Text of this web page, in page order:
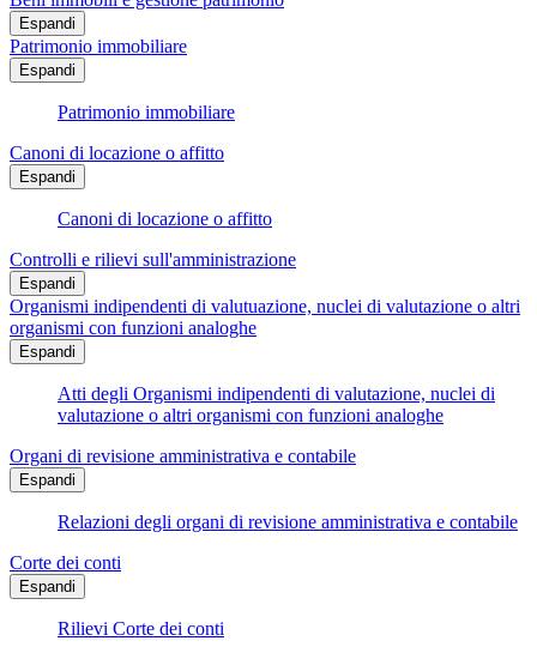
Espandi
Patrimonio immobiliare
Espandi
Patrimonio immobiliare
Canoni di locazione o affitto
Espandi
Canoni di locazione o affitto
Controlli e rilievi sull'amministrazione
Espandi
Organismi indipendenti di valutuazione, nuclei di valutazione o altri
organismi con funzioni analoghe
Espandi
Atti degli Organismi indipendenti di valutazione, nuclei di
valutazione o altri organismi con funzioni analoghe
Organi di revisione amministrativa e contabile
Espandi
Relazioni degli organi di revisione amministrativa e contabile
Corte dei conti
Espandi
Rilievi Corte dei conti